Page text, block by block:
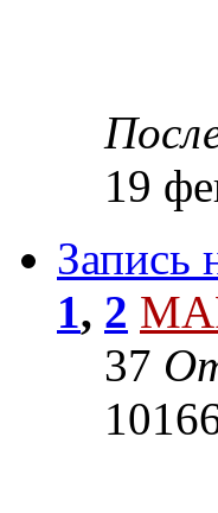
19
1, 2
37